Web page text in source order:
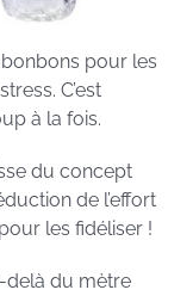
pour les
C’est
à la fois.
du concept
de l’effort
les fidéliser !
delà du mètre